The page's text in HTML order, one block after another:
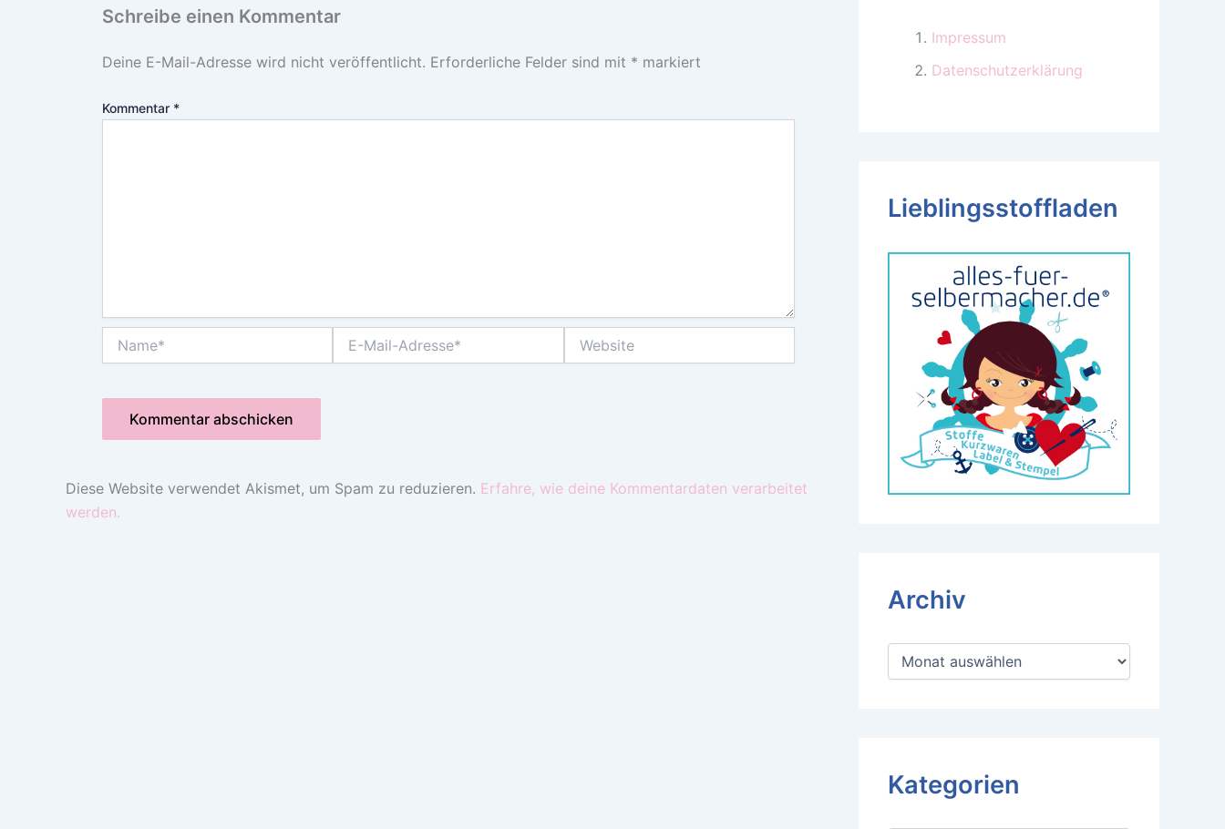
Schreibe einen Kommentar
Deine E-Mail-Adresse wird nicht veröffentlicht. Erforderliche Felder sind mit * markiert
Kommentar *
Mail-
Diese Website verwendet Akismet, um Spam zu reduzieren. Erfahre, wie deine Kommentardaten verarbeitet
werden.
Impressum
Datenschutzerklärung
Lieblingsstoffladen
Archiv
A
Kategorien